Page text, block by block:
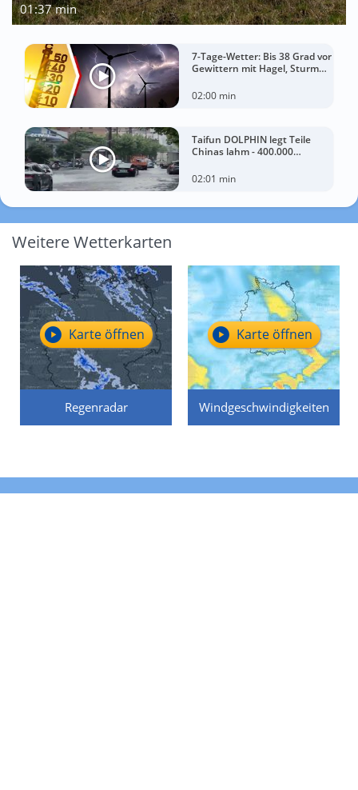
01:37 min
7-Tage-Wetter: Bis 38 Grad vor
Gewittern mit Hagel, Sturm
02:00 min
Taifun DOLPHIN legt Teile
Chinas lahm - 400.000
verlassen
02:01 min
Weitere Wetterkarten
Regenradar
Karte öffnen
Windgeschwindigkeiten
Karte öffnen